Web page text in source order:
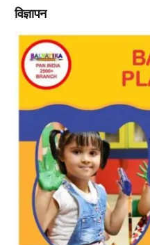
विज्ञापन